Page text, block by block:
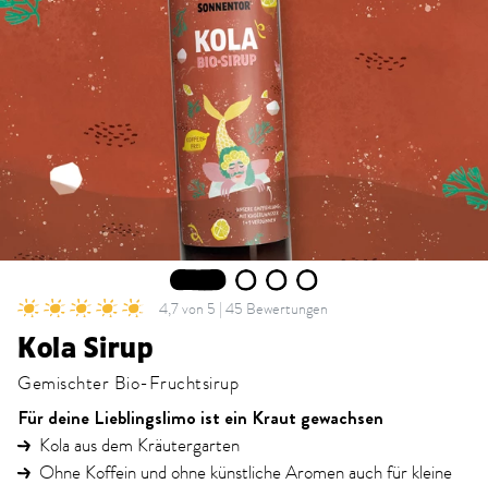
2 3 4
4,7 von 5 | 45 Bewertungen
Kola Sirup
Gemischter Bio-Fruchtsirup
Für deine Lieblingslimo ist ein Kraut gewachsen
Kola aus dem Kräutergarten
Ohne Koffein und ohne künstliche Aromen auch für kleine